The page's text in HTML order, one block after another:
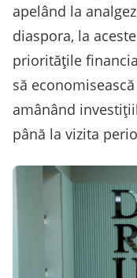
apelând la
diaspora, la
prioritățile
să
amânând
până la vizita